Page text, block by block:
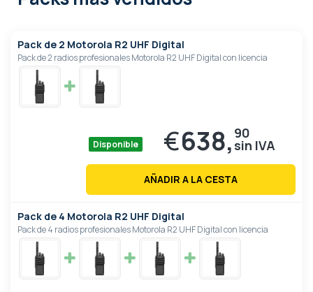
Pack de 2 Motorola R2 UHF Digital
Pack de 2 radios profesionales Motorola R2 UHF Digital con licencia
Disponible €638, 90
AÑADIR A LA CESTA
Pack de 4 Motorola R2 UHF Digital
Pack de 4 radios profesionales Motorola R2 UHF Digital con licencia